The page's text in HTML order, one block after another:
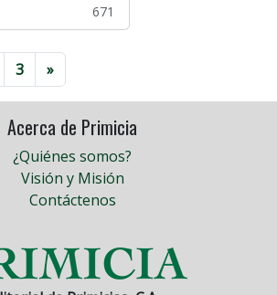
671
3 »
Acerca de Primicia
¿Quiénes somos?
Visión y Misión
Contáctenos